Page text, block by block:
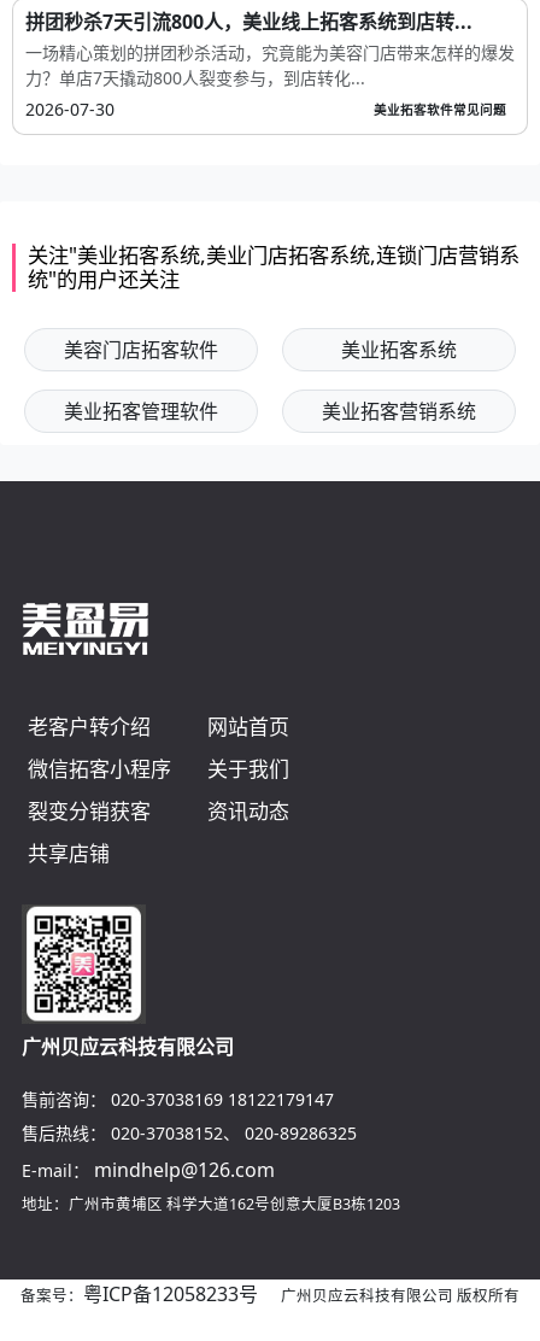
拼团秒杀7天引流800人，美业线上拓客系统到店转...
一场精心策划的拼团秒杀活动，究竟能为美容门店带来怎样的爆发
力？单店7天撬动800人裂变参与，到店转化...
2026-07-30
美业拓客软件常见问题
关注"美业拓客系统,美业门店拓客系统,连锁门店营销系
统"的用户还关注
美容门店拓客软件 美业拓客系统
美业拓客管理软件 美业拓客营销系统
老客户转介绍
网站首页
微信拓客小程序
关于我们
裂变分销获客
资讯动态
共享店铺
广州贝应云科技有限公司
售前咨询： 020-37038169 18122179147
售后热线：
020-37038152、 020-89286325
E-mail：
mindhelp@126.com
地址：广州市黄埔区 科学大道162号创意大厦B3栋1203
备案号： 粤ICP备12058233号 广州贝应云科技有限公司 版权所有